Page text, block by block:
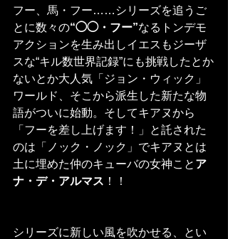
フー、馬・フー……シリーズを追うご
とに数々の“◯◯・フー”なるトンデモ
アクションを生み出しイエスもジーザ
スな“キル数世界記録”にも挑戦したとか
ないとか大人気「ジョン・ウィック」
ワールド、そこから派生した新たな物
語がついに始動。そしてキアヌから
「フーを差し上げます！」と託された
のは「ノック・ノック」でキアヌとは
土に埋めた仲のキューバの女神こと ア
ナ・デ・アルマス ！！
シリーズに新しい風を吹かせる、とい